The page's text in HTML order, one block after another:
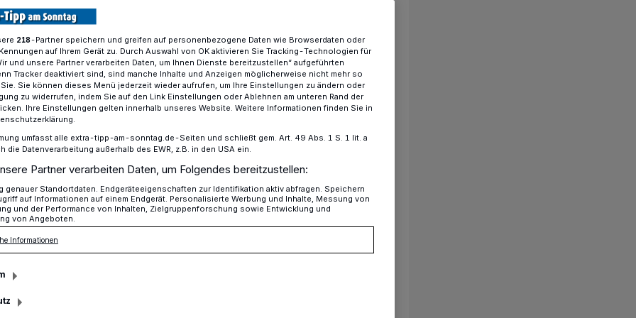
für Senioren
Smartphone
in Elmpt: Jugendliche helfen Senioren
& Co.
218-Partner speichern und greifen auf personenbezogene Daten wie Browserdaten oder
auf Ihrem Gerät zu. Durch Auswahl von OK aktivieren Sie Tracking-Technologien für
und unsere Partner verarbeiten Daten, um Ihnen Dienste bereitzustellen“ aufgeführten
Tracker deaktiviert sind, sind manche Inhalte und Anzeigen möglicherweise nicht mehr so
Sie können dieses Menü jederzeit wieder aufrufen, um Ihre Einstellungen zu ändern oder
zu widerrufen, indem Sie auf den Link Einstellungen oder Ablehnen am unteren Rand der
Ihre Einstellungen gelten innerhalb unseres Website. Weitere Informationen finden Sie in
umfasst alle extra-tipp-am-sonntag.de-Seiten und schließt gem. Art. 49 Abs. 1 S. 1 lit. a
die Datenverarbeitung außerhalb des EWR, z.B. in den USA ein.
Partner verarbeiten Daten, um Folgendes bereitzustellen:
genauer Standortdaten. Endgeräteeigenschaften zur Identifikation aktiv abfragen. Speichern
auf Informationen auf einem Endgerät. Personalisierte Werbung und Inhalte, Messung von
und der Performance von Inhalten, Zielgruppenforschung sowie Entwicklung und
von Angeboten.
Informationen